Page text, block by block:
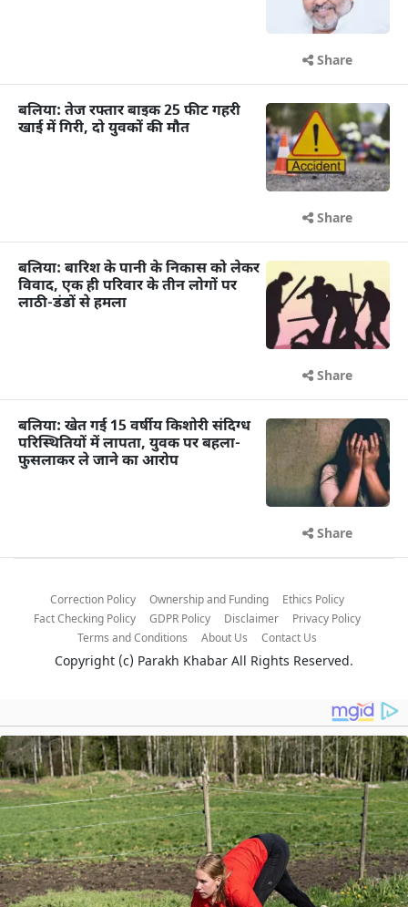
Share
बलिया: तेज रफ्तार बाइक 25 फीट गहरी
खाई में गिरी, दो युवकों की मौत
Share
बलिया: बारिश के पानी के निकास को लेकर
विवाद, एक ही परिवार के तीन लोगों पर
लाठी-डंडों से हमला
Share
बलिया: खेत गई 15 वर्षीय किशोरी संदिग्ध
परिस्थितियों में लापता, युवक पर बहला-
फुसलाकर ले जाने का आरोप
Share
Correction Policy Ownership and Funding
Ethics Policy
Fact Checking Policy
GDPR Policy Disclaimer
Privacy Policy
Terms and Conditions
About Us Contact Us
Copyright (c) Parakh Khabar All Rights Reserved.